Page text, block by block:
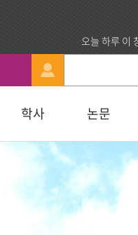
오늘 하루 이
행정부서 안내
찾아오시는길
묻고답하기
합격자조회/고지서출
교육대학원
교육학석사
학사
휴·복학 안내
논문
연구윤리자료실
청빙게시판